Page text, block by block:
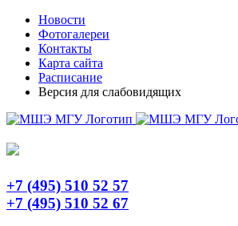
Skip
content
TelegramНовости
Фотогалереи
Контакты
Карта сайта
Расписание
Версия для слабовидящих
+7 (495) 510 52 57
+7 (495) 510 52 67